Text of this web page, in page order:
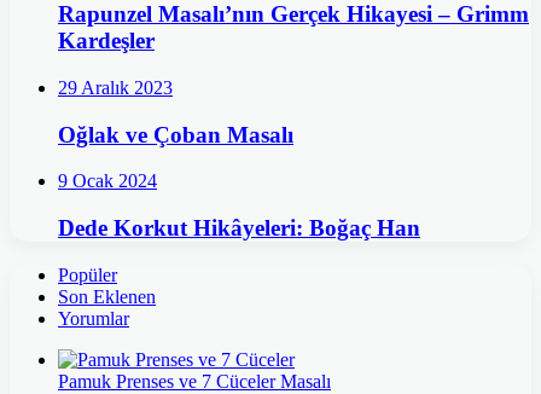
Rapunzel Masalı’nın Gerçek Hikayesi – Grimm
Kardeşler
29 Aralık 2023
Oğlak ve Çoban Masalı
9 Ocak 2024
Dede Korkut Hikâyeleri: Boğaç Han
Popüler
Son Eklenen
Yorumlar
Pamuk Prenses ve 7 Cüceler Masalı